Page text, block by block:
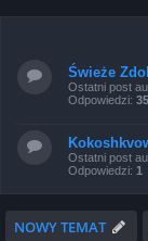
Świeże
Ostatni post
Odpowiedzi: 35
Ostatni post
Odpowiedzi: 1
NOWY TEMAT